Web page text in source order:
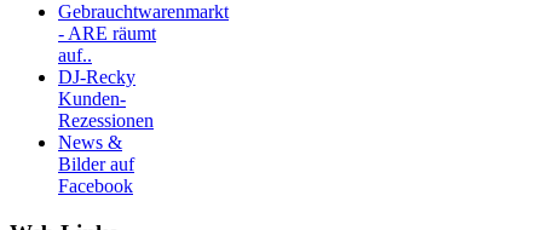
Gebrauchtwarenmarkt
- ARE räumt
auf..
DJ-Recky
Kunden-
Rezessionen
News &
Bilder auf
Facebook